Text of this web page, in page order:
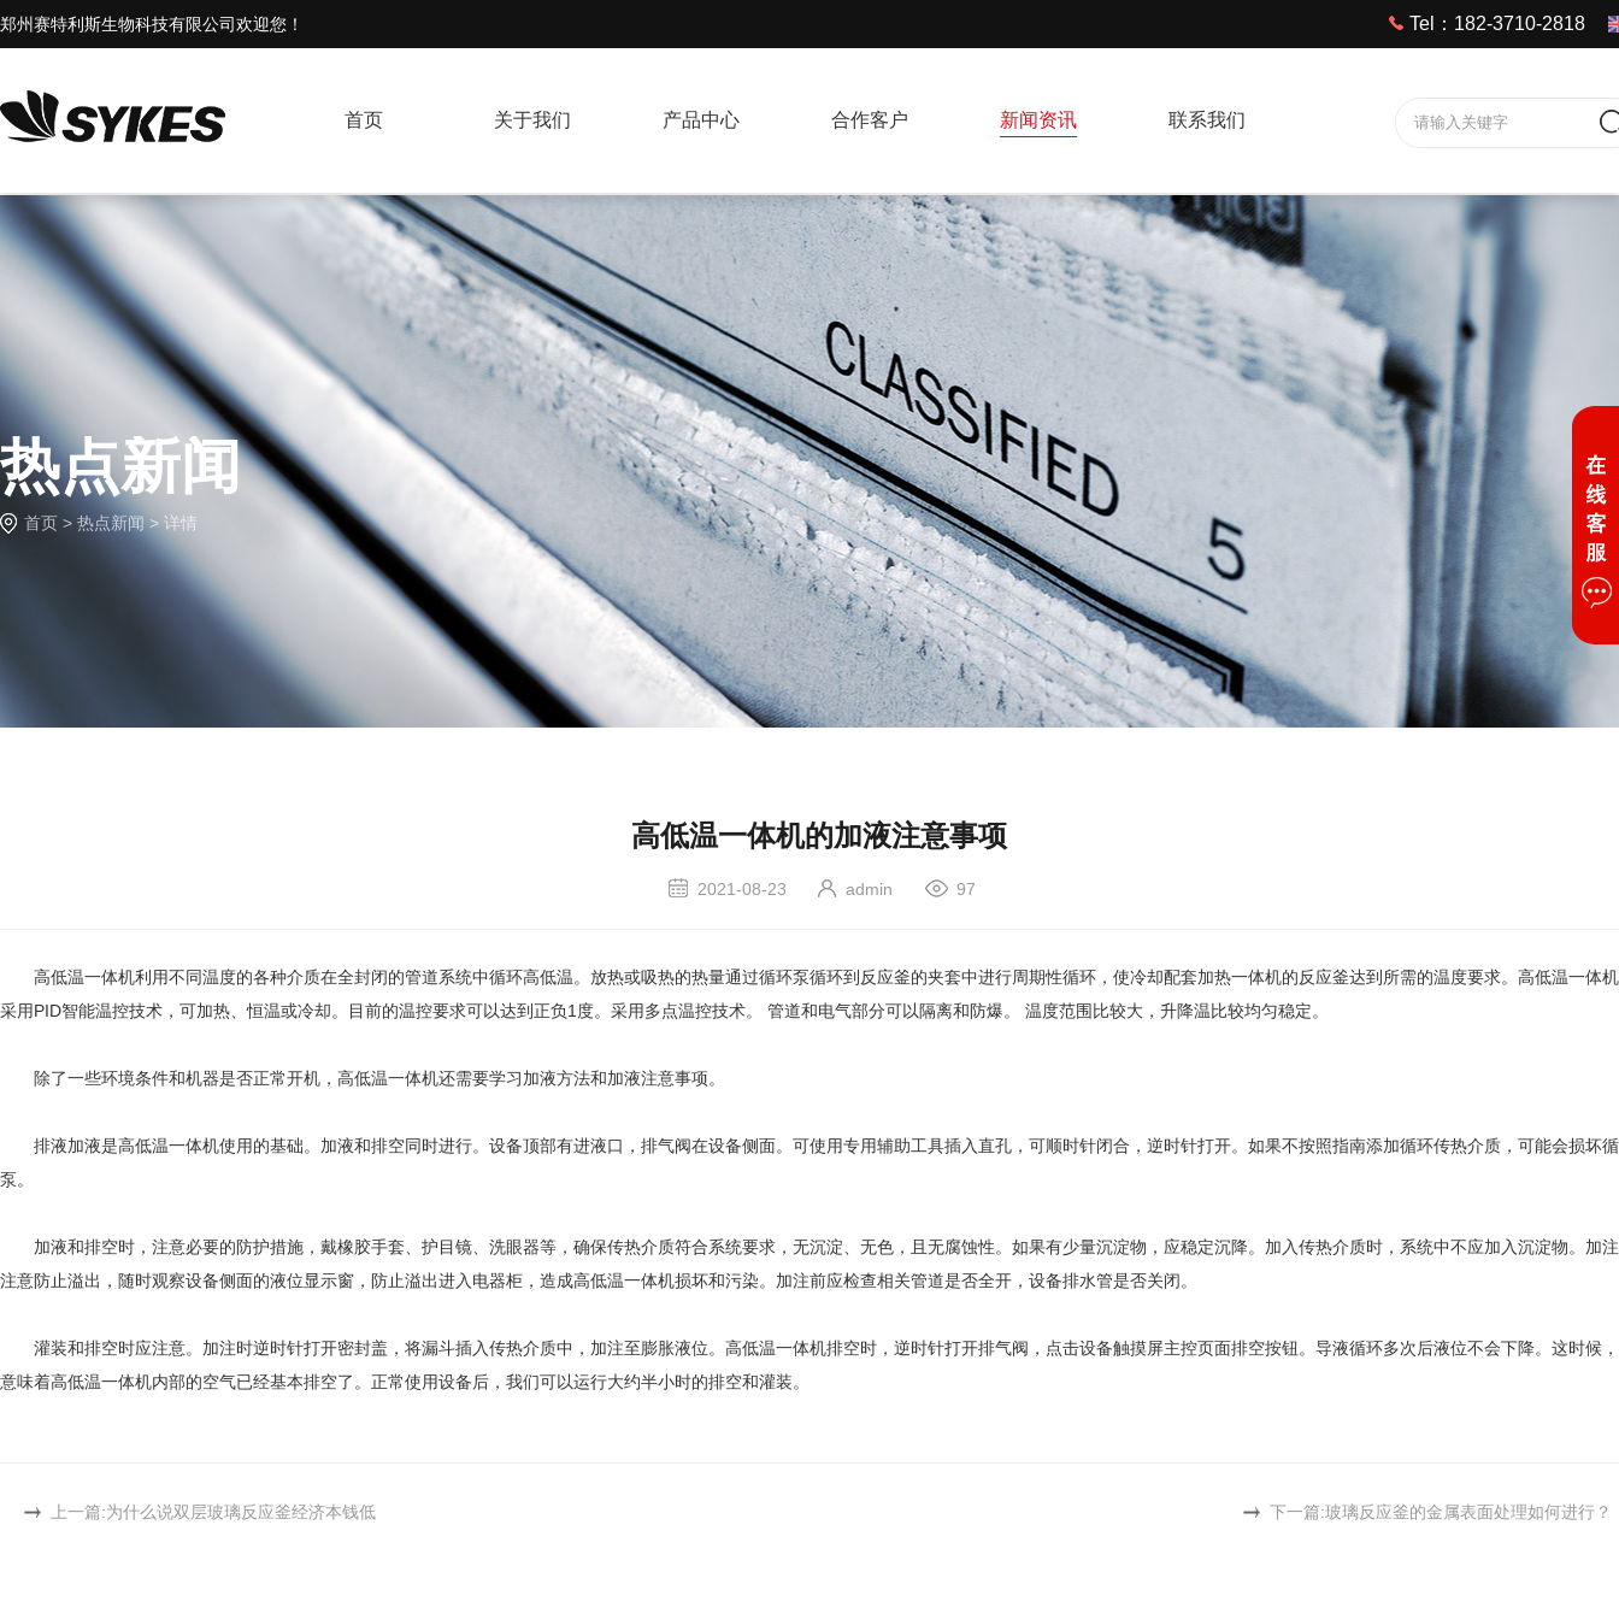
郑州赛特利斯生物科技有限公司欢迎您！ Tel：182-3710-2818
首页 关于我们 产品中心 合作客户 新闻资讯 联系我们
热点新闻
首页 > 热点新闻 > 详情
高低温一体机的加液注意事项
2021-08-23 admin 97
高低温一体机利用不同温度的各种介质在全封闭的管道系统中循环高低温。放热或吸热的热量通过循环泵循环到反应釜的夹套中进行周期性循环，使冷却配套加热一体机的反应釜达到所需的温度要求。高低温一体
采用PID智能温控技术，可加热、恒温或冷却。目前的温控要求可以达到正负1度。采用多点温控技术。 管道和电气部分可以隔离和防爆。 温度范围比较大，升降温比较均匀稳定。
除了一些环境条件和机器是否正常开机，高低温一体机还需要学习加液方法和加液注意事项。
排液加液是高低温一体机使用的基础。加液和排空同时进行。设备顶部有进液口，排气阀在设备侧面。可使用专用辅助工具插入直孔，可顺时针闭合，逆时针打开。如果不按照指南添加循环传热介质，可能会损坏
泵。
加液和排空时，注意必要的防护措施，戴橡胶手套、护目镜、洗眼器等，确保传热介质符合系统要求，无沉淀、无色，且无腐蚀性。如果有少量沉淀物，应稳定沉降。加入传热介质时，系统中不应加入沉淀物。加
注意防止溢出，随时观察设备侧面的液位显示窗，防止溢出进入电器柜，造成高低温一体机损坏和污染。加注前应检查相关管道是否全开，设备排水管是否关闭。
灌装和排空时应注意。加注时逆时针打开密封盖，将漏斗插入传热介质中，加注至膨胀液位。高低温一体机排空时，逆时针打开排气阀，点击设备触摸屏主控页面排空按钮。导液循环多次后液位不会下降。这时候
意味着高低温一体机内部的空气已经基本排空了。正常使用设备后，我们可以运行大约半小时的排空和灌装。
上一篇:为什么说双层玻璃反应釜经济本钱低 下一篇:玻璃反应釜的金属表面处理如何进行？